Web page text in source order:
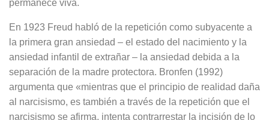
permanece viva.
En 1923 Freud habló de la repetición como subyacente a
la primera gran ansiedad – el estado del nacimiento y la
ansiedad infantil de extrañar – la ansiedad debida a la
separación de la madre protectora. Bronfen (1992)
argumenta que «mientras que el principio de realidad daña
al narcisismo, es también a través de la repetición que el
narcisismo se afirma, intenta contrarrestar la incisión de lo